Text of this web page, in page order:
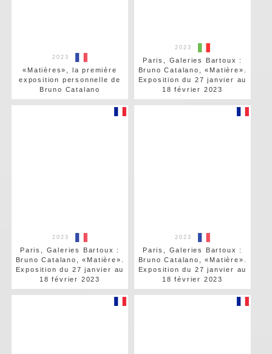
2023
«Matières», la première
exposition personnelle de
Bruno Catalano
2023
Paris, Galeries Bartoux :
Bruno Catalano, «Matière».
Exposition du 27 janvier au
18 février 2023
2023
Paris, Galeries Bartoux :
Bruno Catalano, «Matière».
Exposition du 27 janvier au
18 février 2023
2023
Paris, Galeries Bartoux :
Bruno Catalano, «Matière».
Exposition du 27 janvier au
18 février 2023